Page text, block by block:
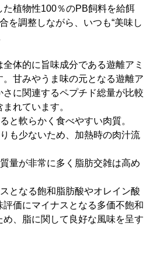
た植物性100％のPB飼料を給餌
を調整しながら、いつも“美味し
体的に旨味成分である遊離アミ
。甘みやうま味の元となる遊離ア
さに関連するペプチド総量が比較
れています。
と軟らかく食べやすい肉質。
も少ないため、加熱時の肉汁流
量が非常に多く脂肪交雑は高め
となる飽和脂肪酸やオレイン酸
価にマイナスとなる多価不飽和
め、脂に関して良好な風味を呈す